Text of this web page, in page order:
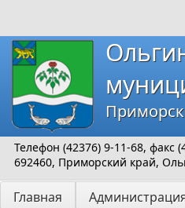
Телефон (42376) 9-11-68, факс
692460, Приморский край,
Главная